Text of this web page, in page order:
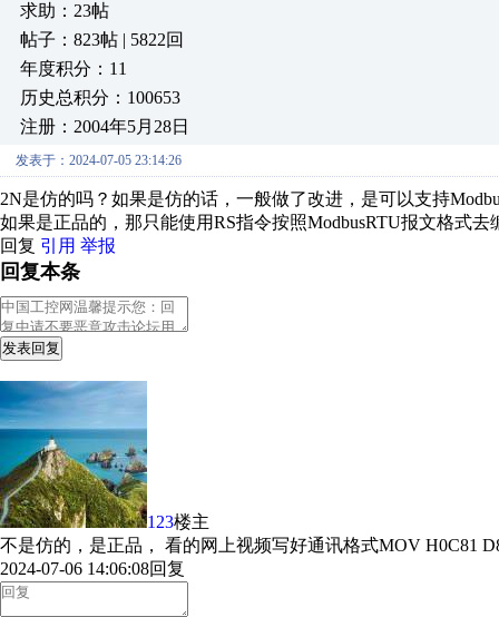
求助：23帖
帖子：823帖 | 5822回
年度积分：11
历史总积分：100653
注册：2004年5月28日
发表于：2024-07-05 23:14:26
2N是仿的吗？如果是仿的话，一般做了改进，是可以支持
如果是正品的，那只能使用RS指令按照ModbusRTU报文格式去
回复 引用 举报
回复本条
发表回复
123楼主
不是仿的，是正品， 看的网上视频写好通讯格式MOV H0C81
2024-07-06 14:06:08回复